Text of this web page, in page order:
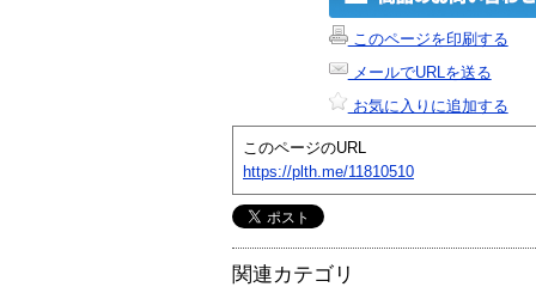
このページを印刷する
メールでURLを送る
お気に入りに追加する
このページのURL
https://plth.me/11810510
関連カテゴリ